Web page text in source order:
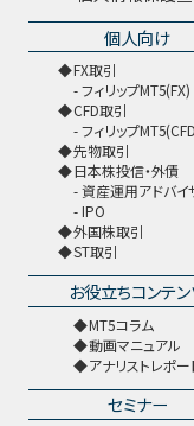
個人向け
FX取引
フィリップMT5(FX)
CFD取引
フィリップ
先物取引
日本株投信・外債
資産運用アドバイ
IPO
外国株取引
ST取引
お役立ちコンテ
MT5コラム
動画マニュアル
アナリストレポー
セミナー